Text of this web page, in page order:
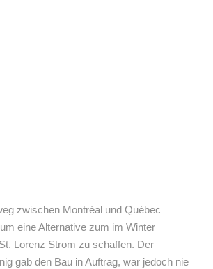
zwischen Montréal und Québec
eine Alternative zum im Winter
Lorenz Strom zu schaffen. Der
gab den Bau in Auftrag, war jedoch nie